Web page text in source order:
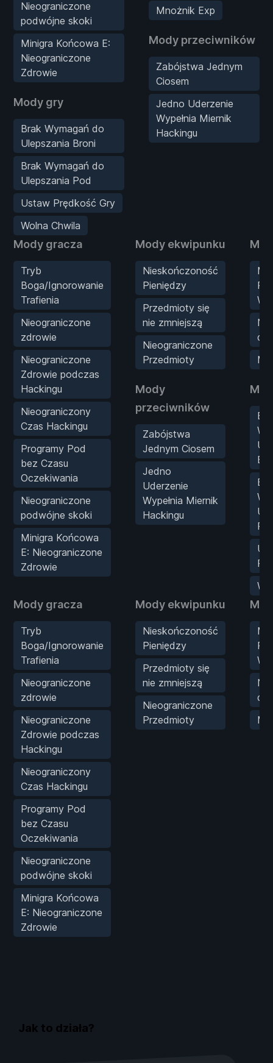
Nieograniczone
podwójne skoki
Minigra Końcowa E:
Nieograniczone
Zdrowie
Mody gry
Brak Wymagań do
Ulepszania Broni
Brak Wymagań do
Ulepszania Pod
Ustaw Prędkość Gry
Wolna Chwila
Mnożnik Exp
Mody przeciwników
Zabójstwa Jednym
Ciosem
Jedno Uderzenie
Wypełnia Miernik
Hackingu
Mody gracza
Tryb
Boga/Ignorowanie
Trafienia
Nieograniczone
zdrowie
Nieograniczone
Zdrowie podczas
Hackingu
Nieograniczony
Czas Hackingu
Programy Pod
bez Czasu
Oczekiwania
Nieograniczone
podwójne skoki
Minigra Końcowa
E: Nieograniczone
Zdrowie
Mody ekwipunku
Nieskończoność
Pieniędzy
Przedmioty się
nie zmniejszą
Nieograniczone
Przedmioty
Mody
przeciwników
Zabójstwa
Jednym Ciosem
Jedno
Uderzenie
Wypełnia Miernik
Hackingu
Mody gracza
Tryb
Boga/Ignorowanie
Trafienia
Nieograniczone
zdrowie
Nieograniczone
Zdrowie podczas
Hackingu
Nieograniczony
Czas Hackingu
Programy Pod
bez Czasu
Oczekiwania
Nieograniczone
podwójne skoki
Minigra Końcowa
E: Nieograniczone
Zdrowie
Mody ekwipunku
Nieskończoność
Pieniędzy
Przedmioty się
nie zmniejszą
Nieograniczone
Przedmioty
Jak to działa?